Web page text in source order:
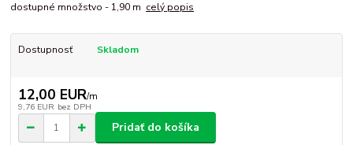
dostupné množstvo - 1,90 m celý popis
Dostupnosť Skladom
12,00 EUR/m
9,76 EUR bez DPH
Pridať do košíka